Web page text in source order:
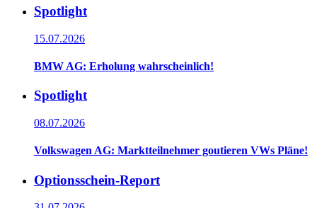
Spotlight
15.07.2026
BMW AG: Erholung wahrscheinlich!
Spotlight
08.07.2026
Volkswagen AG: Marktteilnehmer goutieren VWs Pläne!
Optionsschein-Report